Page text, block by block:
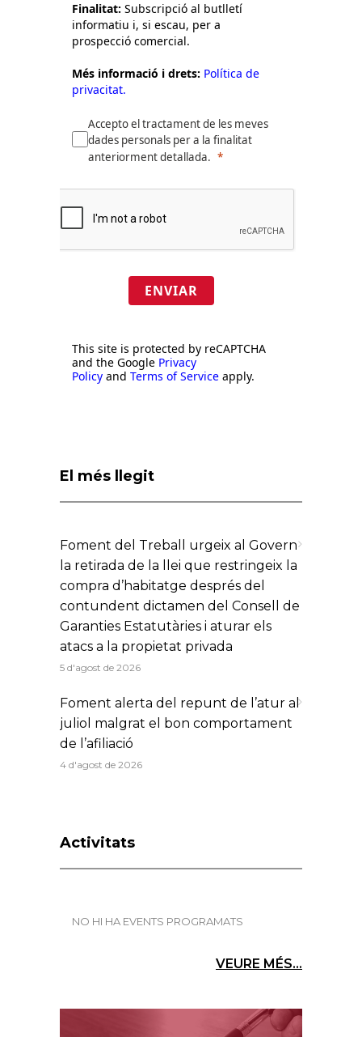
Finalitat: Subscripció al butlletí
informatiu i, si escau, per a
prospecció comercial.
Més informació i drets: Política de
privacitat.
Accepto el tractament de les meves
dades personals per a la finalitat
anteriorment detallada.
ENVIAR
This site is protected by reCAPTCHA
and the Google Privacy
Policy and Terms of Service apply.
El més llegit
Foment del Treball urgeix al Govern
la retirada de la llei que restringeix la
compra d’habitatge després del
contundent dictamen del Consell de
Garanties Estatutàries i aturar els
atacs a la propietat privada
5 d'agost de 2026
Foment alerta del repunt de l’atur al
juliol malgrat el bon comportament
de l’afiliació
4 d'agost de 2026
Activitats
NO HI HA EVENTS PROGRAMATS
VEURE MÉS...